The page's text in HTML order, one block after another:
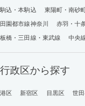
駒込・本駒込
東陽町・南砂
田園都市線神奈川
赤羽・十
板橋・三田線・東武線
中央
行政区から探す
港区 新宿区 目黒区 世